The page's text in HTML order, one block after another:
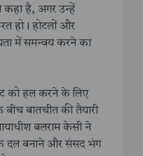
कहा है, अगर उन्हें
हो। होटलों और
में समन्वय करने का
को हल करने के लिए
बीच बातचीत की तैयारी
बलराम केसी ने
एक दल बनाने और संसद भंग